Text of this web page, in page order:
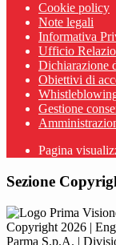
Cookie policy
Note legali
Informativa
Ufficio
Dichiarazione
Obiettivi di
Gestione
Pagina
Sezione
Copyright 2026 |
Parma S.p.A. |